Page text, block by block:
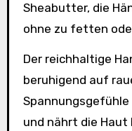
Sheabutter, die
ohne zu fetten
Der reichhaltige
beruhigend auf
und nährt die Haut